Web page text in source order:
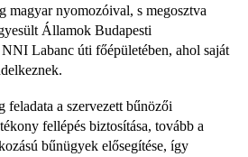
nyomozóival, s megosztva
Államok Budapesti
Labanc úti főépületében, ahol saját
feladata a szervezett bűnözői
fellépés biztosítása, tovább a
bűnügyek elősegítése, így